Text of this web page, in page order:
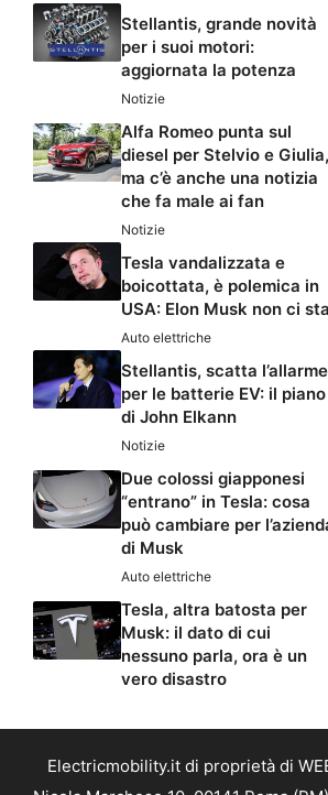
Stellantis, grande novità
per i suoi motori:
aggiornata la potenza
Notizie
Alfa Romeo punta sul
diesel per Stelvio e Giulia,
ma c’è anche una notizia
che fa male ai fan
Notizie
Tesla vandalizzata e
boicottata, è polemica in
USA: Elon Musk non ci sta
Auto elettriche
Stellantis, scatta l’allarme
per le batterie EV: il piano
di John Elkann
Notizie
Due colossi giapponesi
“entrano” in Tesla: cosa
può cambiare per
di Musk
Auto elettriche
Tesla, altra batosta per
Musk: il dato di cui
nessuno parla, ora è un
vero disastro
Electricmobility.it di proprietà di